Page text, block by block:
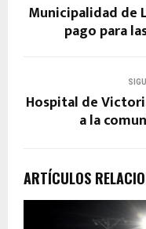
Municipalidad de
pago para
Hospital de
a la
ARTÍCULOS